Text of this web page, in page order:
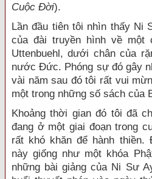
Cuộc Đời).
Lần đầu tiên tôi nhìn thấy Ni
của đài truyền hình về một
Uttenbuehl, dưới chân của
nước Đức. Phóng sự đó gây
vài năm sau đó tôi rất vui
một trong những số sách của
Khoảng thời gian đó tôi đã
đang ở một giai đoạn trong
rất khó khăn để hành
này giống như một khóa
những bài giảng của Ni Sư